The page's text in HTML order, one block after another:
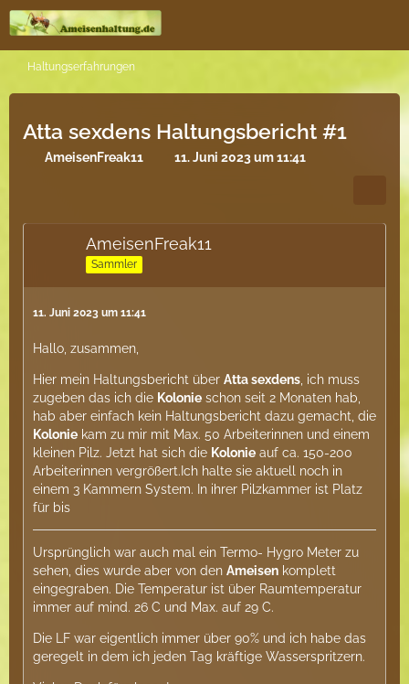
Haltungserfahrungen
Atta sexdens Haltungsbericht #1
AmeisenFreak11 11. Juni 2023 um 11:41
AmeisenFreak11
Sammler
11. Juni 2023 um 11:41
Hallo, zusammen,
Hier mein Haltungsbericht über Atta sexdens , ich muss
zugeben das ich die Kolonie schon seit 2 Monaten hab,
hab aber einfach kein Haltungsbericht dazu gemacht, die
Kolonie kam zu mir mit Max. 50 Arbeiterinnen und einem
kleinen Pilz. Jetzt hat sich die Kolonie auf ca. 150-200
Arbeiterinnen vergrößert.Ich halte sie aktuell noch in
einem 3 Kammern System. In ihrer Pilzkammer ist Platz
für bis
Ursprünglich war auch mal ein Termo- Hygro Meter zu
sehen, dies wurde aber von den Ameisen komplett
eingegraben. Die Temperatur ist über Raumtemperatur
immer auf mind. 26 C und Max. auf 29 C.
Die LF war eigentlich immer über 90% und ich habe das
geregelt in dem ich jeden Tag kräftige Wasserspritzern.